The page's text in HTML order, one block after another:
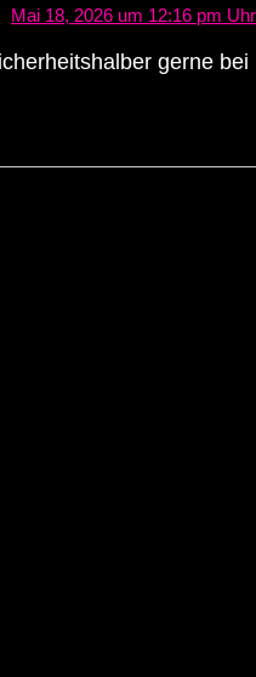
Mai 18, 2026 um 12:16 pm Uhr
gerne bei